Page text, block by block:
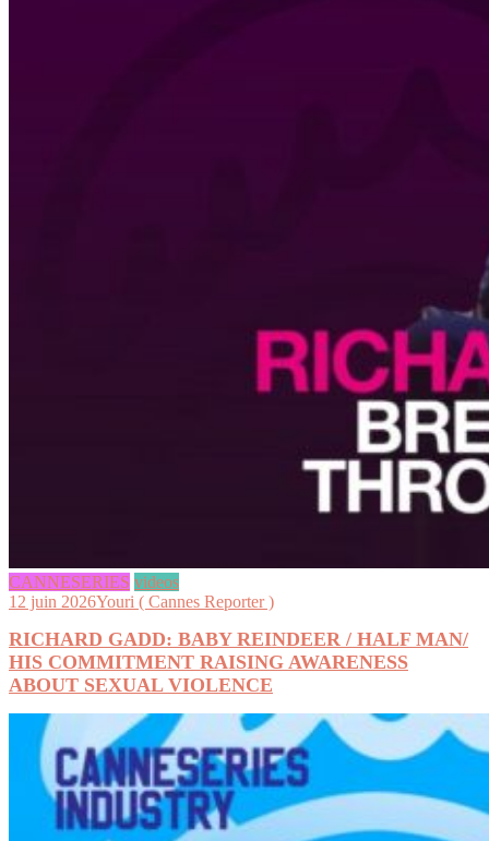
CANNESERIES videos
12 juin 2026Youri ( Cannes Reporter )
RICHARD GADD: BABY REINDEER / HALF MAN/
HIS COMMITMENT RAISING AWARENESS
ABOUT SEXUAL VIOLENCE